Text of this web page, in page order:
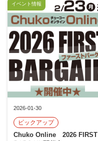
2026-01-30
ピックアップ
Chuko Online 2026 FIRST
イベント情報